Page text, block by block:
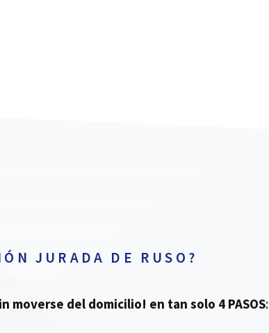
JURADA DE RUSO?
moverse del domicilio! en tan solo 4 PASOS: